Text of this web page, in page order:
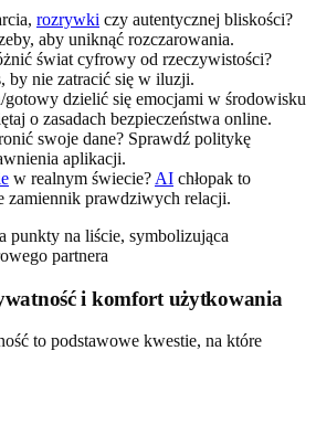
rozrywki czy autentycznej bliskości?
aby uniknąć rozczarowania.
świat cyfrowy od rzeczywistości?
by nie zatracić się w iluzji.
gotowy dzielić się emocjami w środowisku
o zasadach bezpieczeństwa online.
swoje dane? Sprawdź politykę
aplikacji.
w realnym świecie? AI chłopak to
zamiennik prawdziwych relacji.
i komfort użytkowania
to podstawowe kwestie, na które